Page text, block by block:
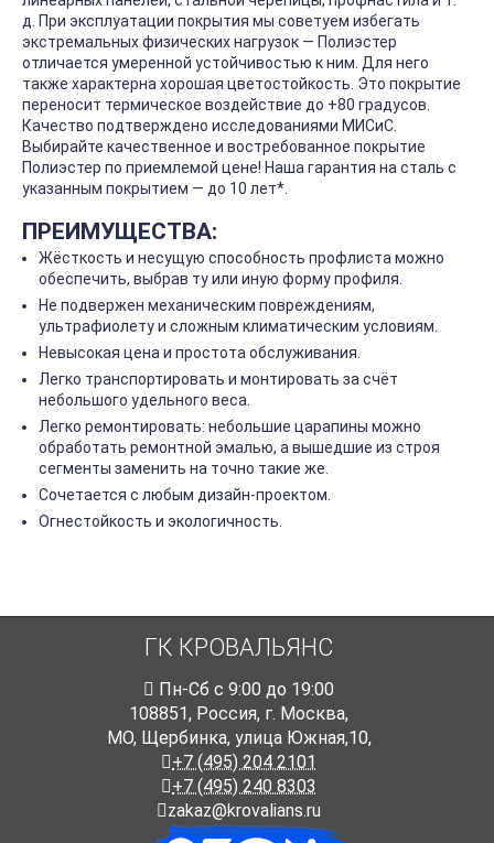
д. При эксплуатации покрытия мы советуем избегать
экстремальных физических нагрузок — Полиэстер
отличается умеренной устойчивостью к ним. Для него
также характерна хорошая цветостойкость. Это покрытие
переносит термическое воздействие до +80 градусов.
Качество подтверждено исследованиями МИСиС.
Выбирайте качественное и востребованное покрытие
Полиэстер по приемлемой цене! Наша гарантия на сталь с
указанным покрытием — до 10 лет*.
ПРЕИМУЩЕСТВА:
Жёсткость и несущую способность профлиста можно
обеспечить, выбрав ту или иную форму профиля.
Не подвержен механическим повреждениям,
ультрафиолету и сложным климатическим условиям.
Невысокая цена и простота обслуживания.
Легко транспортировать и монтировать за счёт
небольшого удельного веса.
Легко ремонтировать: небольшие царапины можно
обработать ремонтной эмалью, а вышедшие из строя
сегменты заменить на точно такие же.
Сочетается с любым дизайн-проектом.
Огнестойкость и экологичность.
ГК КРОВАЛЬЯНС
Пн-Cб с 9:00 до 19:00
108851, Россия, г. Москва,
МО, Щербинка, улица Южная,10,
+7 (495) 204 2101
+7 (495) 240 8303
zakaz@krovalians.ru